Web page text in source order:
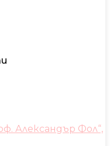
Александър Фол“,